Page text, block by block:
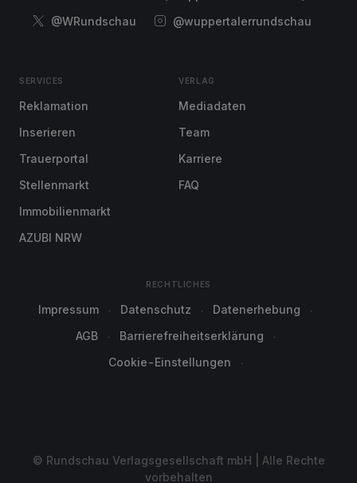
@WRundschau
@wuppertalerrundschau
SERVICES
Reklamation
Inserieren
Trauerportal
Stellenmarkt
Immobilienmarkt
AZUBI NRW
VERLAG
Mediadaten
Team
Karriere
FAQ
RECHTLICHES
Impressum Datenschutz
Datenerhebung
AGB
Barrierefreiheitserklärung
Cookie-Einstellungen
© Rundschau Verlagsgesellschaft mbH | Alle Rechte
vorbehalten